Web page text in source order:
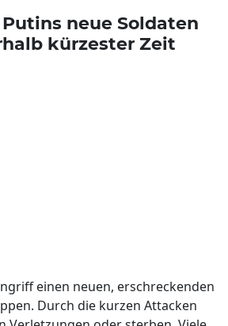
neue Soldaten
kürzester Zeit
einen neuen, erschreckenden
Durch die kurzen Attacken